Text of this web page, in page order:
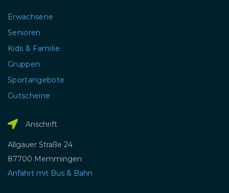
Erwachsene
Senioren
Kids & Familie
Gruppen
Sportangebote
Gutscheine
Anschrift
Allgäuer Straße 24
87700 Memmingen
Anfahrt mit Bus & Bahn